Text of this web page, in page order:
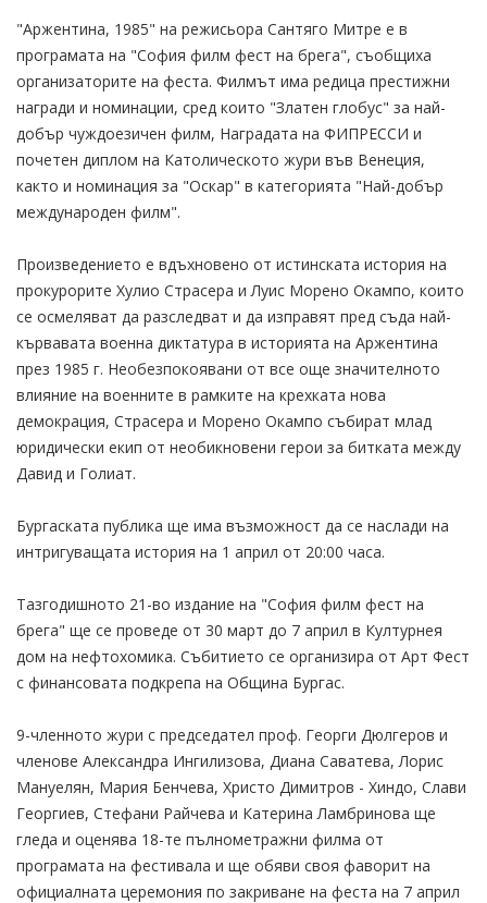
"Аржентина, 1985" на режисьора Сантяго Митре е в
програмата на "София филм фест на брега", съобщиха
организаторите на феста. Филмът има редица престижни
награди и номинации, сред които "Златен глобус" за най-
добър чуждоезичен филм, Наградата на ФИПРЕССИ и
почетен диплом на Католическото жури във Венеция,
както и номинация за "Оскар" в категорията "Най-добър
международен филм".
Произведението е вдъхновено от истинската история на
прокурорите Хулио Страсера и Луис Морено Окампо, които
се осмеляват да разследват и да изправят пред съда най-
кървавата военна диктатура в историята на Аржентина
през 1985 г. Необезпокоявани от все още значителното
влияние на военните в рамките на крехката нова
демокрация, Страсера и Морено Окампо събират млад
юридически екип от необикновени герои за битката между
Давид и Голиат.
Бургаската публика ще има възможност да се наслади на
интригуващата история на 1 април от 20:00 часа.
Тазгодишното 21-во издание на "София филм фест на
брега" ще се проведе от 30 март до 7 април в Културнея
дом на нефтохомика. Събитието се организира от Арт Фест
с финансовата подкрепа на Община Бургас.
9-членното жури с председател проф. Георги Дюлгеров и
членове Александра Ингилизова, Диана Саватева, Лорис
Мануелян, Мария Бенчева, Христо Димитров - Хиндо, Слави
Георгиев, Стефани Райчева и Катерина Ламбринова ще
гледа и оценява 18-те пълнометражни филма от
програмата на фестивала и ще обяви своя фаворит на
официалната церемония по закриване на феста на 7 април